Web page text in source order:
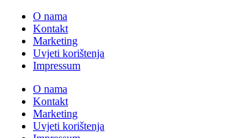
O nama
Kontakt
Marketing
Uvjeti korištenja
Impressum
O nama
Kontakt
Marketing
Uvjeti korištenja